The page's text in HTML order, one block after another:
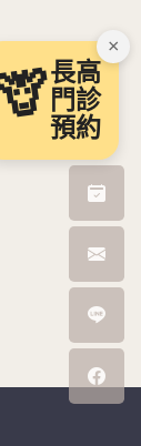
×
長高
門診
預約